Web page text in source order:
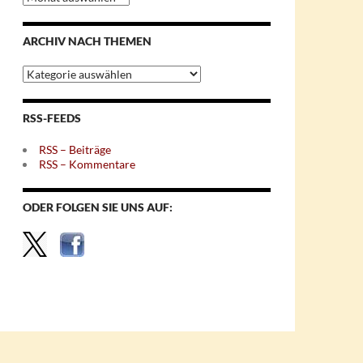
nach
Monaten
ARCHIV NACH THEMEN
Archiv
nach
Themen
RSS-FEEDS
RSS – Beiträge
RSS – Kommentare
ODER FOLGEN SIE UNS AUF: